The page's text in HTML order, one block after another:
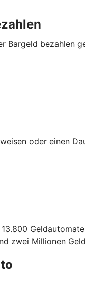
Bargeld
oder einen
zwei Millionen